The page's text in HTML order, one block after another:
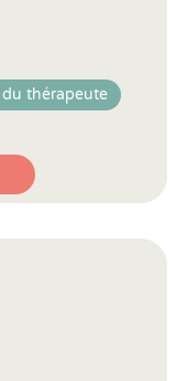
du thérapeute